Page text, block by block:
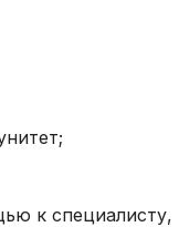
к специалисту,